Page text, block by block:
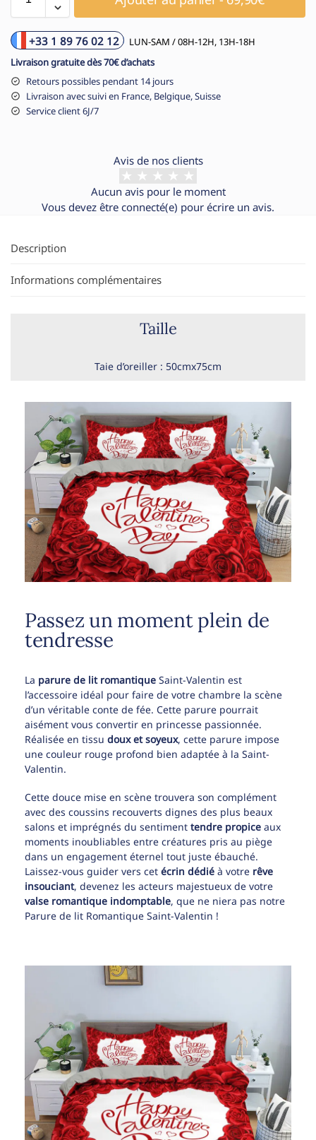
+33 1 89 76 02 12
LUN-SAM / 08H-12H, 13H-18H
Livraison gratuite dès 70€ d’achats
Retours possibles pendant 14 jours
Livraison avec suivi en France, Belgique, Suisse
Service client 6J/7
Avis de nos clients
Aucun avis pour le moment
Vous devez être connecté(e) pour écrire un avis.
Description
Informations complémentaires
Taille
Taie d’oreiller : 50cmx75cm
Passez un moment plein de
tendresse
La parure de lit romantique Saint-Valentin est
l’accessoire idéal pour faire de votre chambre la scène
d’un véritable conte de fée. Cette parure pourrait
aisément vous convertir en princesse passionnée.
Réalisée en tissu doux et soyeux, cette parure impose
une couleur rouge profond bien adaptée à la Saint-
Valentin.
Cette douce mise en scène trouvera son complément
avec des coussins recouverts dignes des plus beaux
salons et imprégnés du sentiment tendre propice aux
moments inoubliables entre créatures pris au piège
dans un engagement éternel tout juste ébauché.
Laissez-vous guider vers cet écrin dédié à votre rêve
insouciant, devenez les acteurs majestueux de votre
valse romantique indomptable, que ne niera pas notre
Parure de lit Romantique Saint-Valentin !